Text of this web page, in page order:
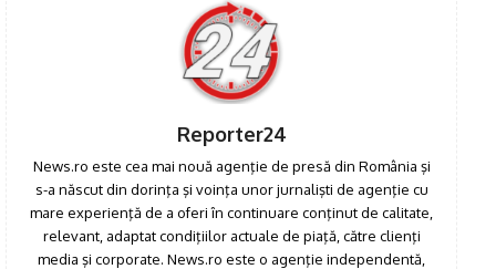
Reporter24
News.ro este cea mai nouă agenţie de presă din România şi
s-a născut din dorinţa şi voinţa unor jurnalişti de agenţie cu
mare experienţă de a oferi în continuare conţinut de calitate,
relevant, adaptat condiţiilor actuale de piaţă, către clienţi
media şi corporate. News.ro este o agenţie independentă,